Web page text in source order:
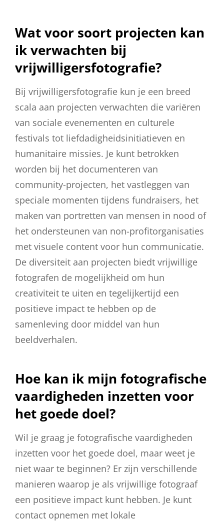
Wat voor soort projecten kan
ik verwachten bij
vrijwilligersfotografie?
Bij vrijwilligersfotografie kun je een breed
scala aan projecten verwachten die variëren
van sociale evenementen en culturele
festivals tot liefdadigheidsinitiatieven en
humanitaire missies. Je kunt betrokken
worden bij het documenteren van
community-projecten, het vastleggen van
speciale momenten tijdens fundraisers, het
maken van portretten van mensen in nood of
het ondersteunen van non-profitorganisaties
met visuele content voor hun communicatie.
De diversiteit aan projecten biedt vrijwillige
fotografen de mogelijkheid om hun
creativiteit te uiten en tegelijkertijd een
positieve impact te hebben op de
samenleving door middel van hun
beeldverhalen.
Hoe kan ik mijn fotografische
vaardigheden inzetten voor
het goede doel?
Wil je graag je fotografische vaardigheden
inzetten voor het goede doel, maar weet je
niet waar te beginnen? Er zijn verschillende
manieren waarop je als vrijwillige fotograaf
een positieve impact kunt hebben. Je kunt
contact opnemen met lokale